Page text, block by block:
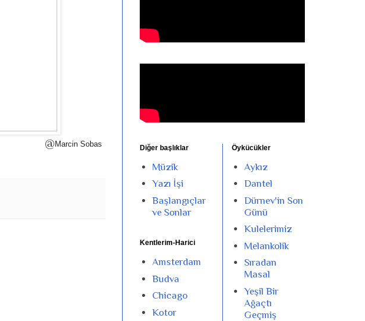
@ Marcin Sobas Diğer başlıklar
Müzik
Yazı İşi
Başlangıçlar
ve Sonlar
Kentlerim-Harici
Amsterdam
Budva
Chicago
Kotor
Öykücükler
Aykız
Dantel
Dürnev'in Son
Günü
Kulelerimiz
Melankolik
Sıradan
Masal
Yeşil Bir
Ağaçtı
Geçmiş